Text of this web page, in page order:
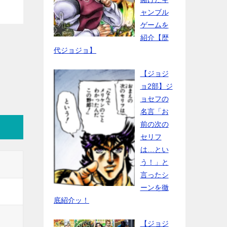
ャンブル
ゲームを
紹介【歴
代ジョジョ】
【ジョジ
ョ2部】ジ
ョセフの
名言「お
前の次の
セリフ
は…とい
う！」と
言ったシ
ーンを徹
底紹介ッ！
【ジョジ